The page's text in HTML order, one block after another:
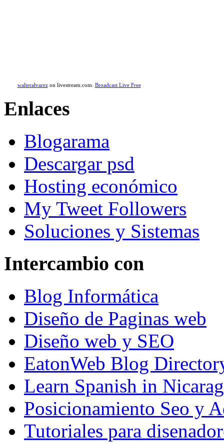
walteralvarezon livestream.com. Broadcast Live Free
Enlaces
Blogarama
Descargar psd
Hosting económico
My Tweet Followers
Soluciones y Sistemas
Intercambio con
Blog Informática
Diseño de Paginas web
Diseño web y SEO
EatonWeb Blog
Learn Spanish in
Posicionamiento Seo y
Tutoriales para